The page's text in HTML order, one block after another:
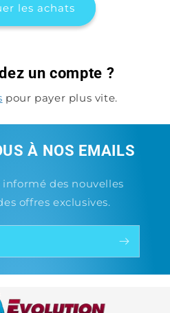
les achats
un compte ?
pour payer plus vite.
À NOS EMAILS
des nouvelles
offres exclusives.